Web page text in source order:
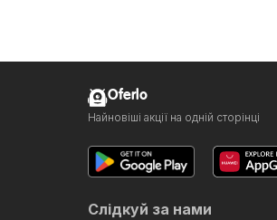
Oferlo
Найновіші акції на одній сторінці
Слідкуй за нами